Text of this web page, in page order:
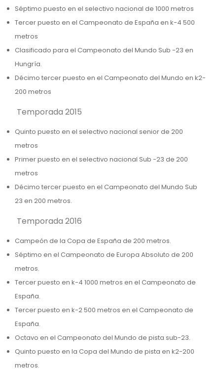
Séptimo puesto en el selectivo nacional de 1000 metros
Tercer puesto en el Campeonato de España en k-4 500
metros
Clasificado para el Campeonato del Mundo Sub -23 en
Hungría.
Décimo tercer puesto en el Campeonato del Mundo en k2-
200 metros
Temporada 2015
Quinto puesto en el selectivo nacional senior de 200
metros
Primer puesto en el selectivo nacional Sub -23 de 200
metros
Décimo tercer puesto en el Campeonato del Mundo Sub
23 en 200 metros.
Temporada 2016
Campeón de la Copa de España de 200 metros.
Séptimo en el Campeonato de Europa Absoluto de 200
metros.
Tercer puesto en k-4 1000 metros en el Campeonato de
España.
Tercer puesto en k-2 500 metros en el Campeonato de
España.
Octavo en el Campeonato del Mundo de pista sub-23.
Quinto puesto en la Copa del Mundo de pista en k2-200
metros.